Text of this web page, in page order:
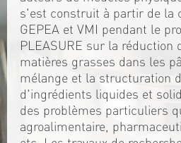
s'est construit à partir de la
GEPEA et VMI pendant le
PLEASURE sur la réduction
matières grasses dans les
mélange et la structuration
d'ingrédients liquides et
des problèmes particuliers
agroalimentaire,